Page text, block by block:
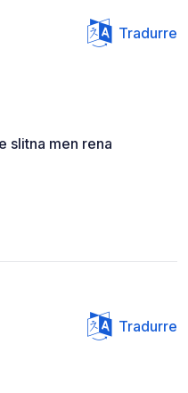
Tradurre
slitna men rena
Tradurre